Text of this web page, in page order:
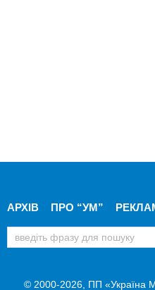
АРХІВ ПРО “УМ”
© 2000-2026, ПП «Україна